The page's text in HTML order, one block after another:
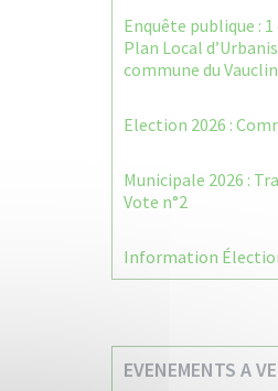
Enquête publique :
Plan Local
commune du
Election 2026 :
Municipale 2026 :
Vote n°2
Information
EVENEMENTS A